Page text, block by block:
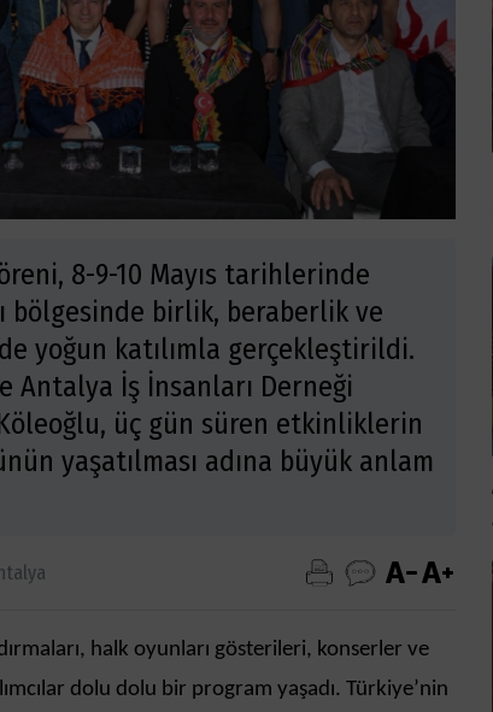
8-9-10 Mayıs tarihlerinde
bölgesinde birlik, beraberlik ve
yoğun katılımla gerçekleştirildi.
Antalya İş İnsanları Derneği
Köleoğlu, üç gün süren etkinliklerin
yaşatılması adına büyük anlam
halk oyunları gösterileri, konserler ve
dolu dolu bir program yaşadı. Türkiye’nin